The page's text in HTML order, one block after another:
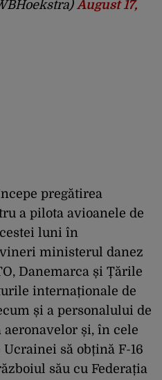
August 17,
pregătirea
a pilota avioanele de
luni în
ministerul danez
Danemarca și Țările
internaționale de
și a personalului de
și, în cele
să obțină F-16
său cu Federația